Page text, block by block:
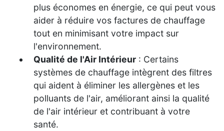
plus économes en énergie, ce qui peut vous
aider à réduire vos factures de chauffage
tout en minimisant votre impact sur
l'environnement.
Qualité de l'Air Intérieur : Certains
systèmes de chauffage intègrent des filtres
qui aident à éliminer les allergènes et les
polluants de l'air, améliorant ainsi la qualité
de l'air intérieur et contribuant à votre
santé.